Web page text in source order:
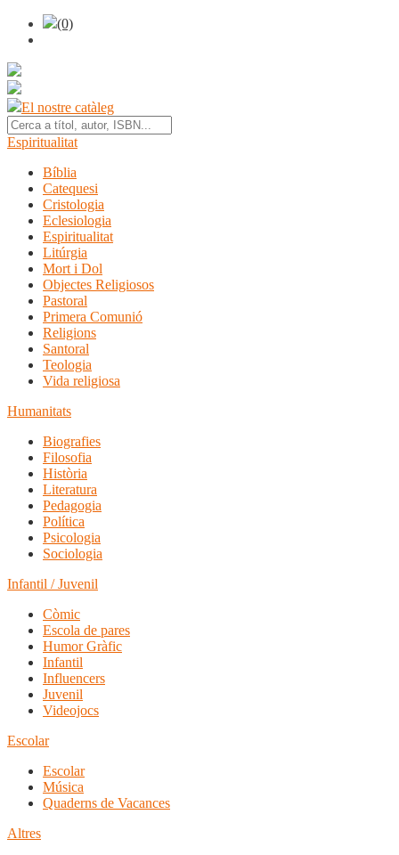
(0)
El nostre catàleg
Espiritualitat
Bíblia
Catequesi
Cristologia
Eclesiologia
Espiritualitat
Litúrgia
Mort i Dol
Objectes Religiosos
Pastoral
Primera Comunió
Religions
Santoral
Teologia
Vida religiosa
Humanitats
Biografies
Filosofia
Història
Literatura
Pedagogia
Política
Psicologia
Sociologia
Infantil / Juvenil
Còmic
Escola de pares
Humor Gràfic
Infantil
Influencers
Juvenil
Videojocs
Escolar
Escolar
Música
Quaderns de Vacances
Altres